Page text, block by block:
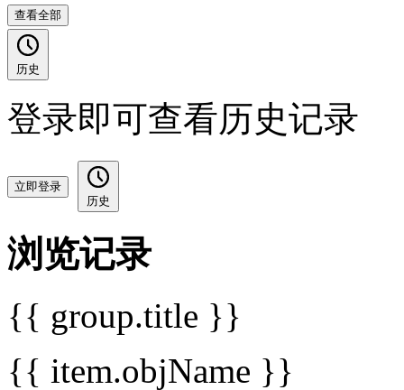
查看全部
历史
登录即可查看历史记录
立即登录
历史
浏览记录
{{ group.title }}
{{ item.objName }}